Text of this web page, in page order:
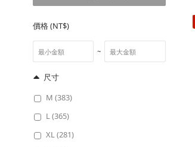
價格 (NT$)
~
尺寸
M (383)
L (365)
XL (281)